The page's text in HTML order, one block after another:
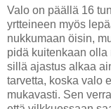
Valo on päällä 16
yrtteineen myös
nukkumaan öisin,
pidä kuitenkaan olla
sillä ajastus alkaa
tarvetta, koska valo
mukavasti. Sen